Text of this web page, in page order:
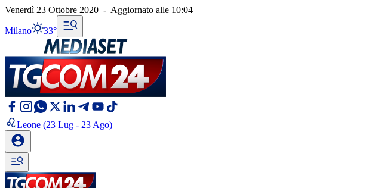
Venerdì 23 Ottobre 2020 - Aggiornato alle 10:04
Milano 33°
Leone (23 Lug - 23 Ago)